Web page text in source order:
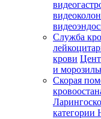
Служба
крови
и
Скорая
категории